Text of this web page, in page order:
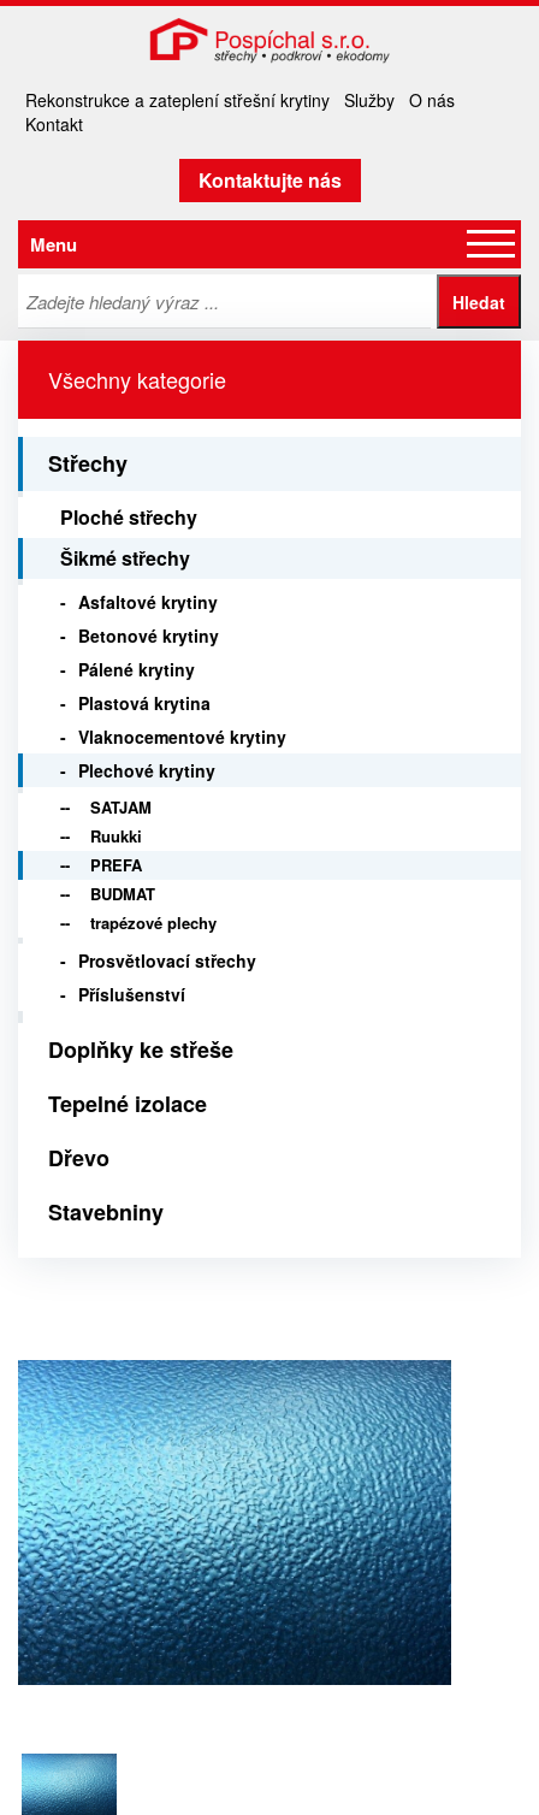
Rekonstrukce a zateplení střešní krytiny Služby O nás
Kontakt
Kontaktujte nás
Menu
Všechny kategorie
Střechy
Ploché střechy
Šikmé střechy
Asfaltové krytiny
Betonové krytiny
Pálené krytiny
Plastová krytina
Vlaknocementové krytiny
Plechové krytiny
SATJAM
Ruukki
PREFA
BUDMAT
trapézové plechy
Prosvětlovací střechy
Příslušenství
Doplňky ke střeše
Tepelné izolace
Dřevo
Stavebniny